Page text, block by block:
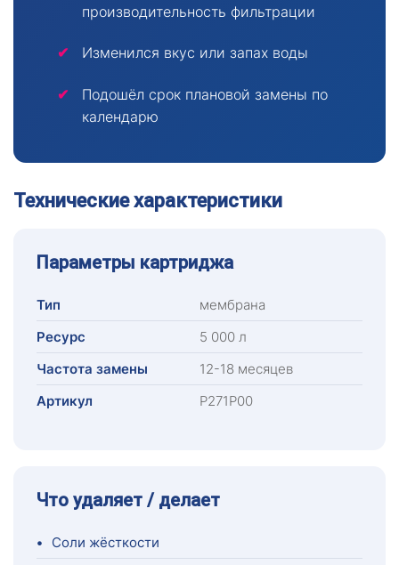
производительность фильтрации
Изменился вкус или запах воды
Подошёл срок плановой замены по
календарю
Технические характеристики
Параметры картриджа
Тип
мембрана
Ресурс
5 000 л
Частота замены
12-18 месяцев
Артикул
Р271Р00
Что удаляет / делает
•
Соли жёсткости